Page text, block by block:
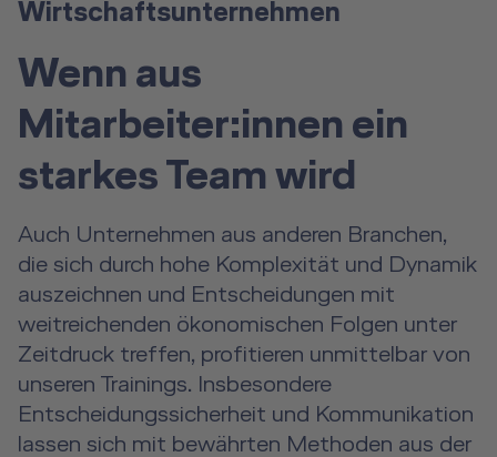
Wirtschaftsunternehmen
Wenn aus
Mitarbeiter:innen ein
starkes Team wird
Auch Unternehmen aus anderen Branchen,
die sich durch hohe Komplexität und Dynamik
auszeichnen und Entscheidungen mit
weitreichenden ökonomischen Folgen unter
Zeitdruck treffen, profitieren unmittelbar von
unseren Trainings. Insbesondere
Entscheidungssicherheit und Kommunikation
lassen sich mit bewährten Methoden aus der